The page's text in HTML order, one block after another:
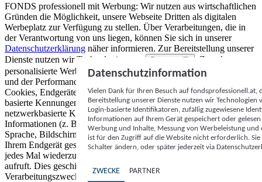
FONDS professionell mit Werbung: Wir nutzen aus wirtschaftlichen
Gründen die Möglichkeit, unsere Webseite Dritten als digitalen
Werbeplatz zur Verfügung zu stellen. Über Verarbeitungen, die in
der Verantwortung von uns liegen, können Sie sich in unserer
Datenschutzerklärung näher informieren. Zur Bereitstellung unserer
Dienste nutzen wir Technologien von
Partnern (5)
. Zwecke:
personalisierte Werbung und Inhalte, Messung von Werbeleistung
und der Performance von Inhalten sowie Zielgruppenforschung.
Cookies, Endgeräte- oder ähnliche Online-Kennungen (z. B. login-
basierte Kennungen, zufällig generierte Kennungen,
netzwerkbasierte Kennungen) können zusammen mit anderen
Informationen (z. B. Browsertyp und Browserinformationen,
Sprache, Bildschirmgröße, unterstützte Technologien usw.) auf
Ihrem Endgerät gespeichert oder von dort ausgelesen werden, um es
jedes Mal wiederzuerkennen, wenn es eine App oder einer Webseite
aufruft. Dies geschieht für einen oder mehrere der hier aufgeführten
Verarbeitungszwecke.
Datenschutzinformation
Vielen Dank für Ihren Besuch auf
Bereitstellung unserer Dienste nutzen wir Technologien
Login-basierte Identifikatoren, zufällig zugewiesene
Informationen auf Ihrem Gerät gespeichert oder
Werbung und Inhalte, Messung von Werbeleistung
ist für den Zugriff auf die Website nicht erforderlich.
Schalter ändern, oder später jederzeit via
ZWECKE PARTNER